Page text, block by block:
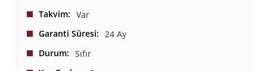
Takvim
Var
Garanti Süresi
24 Ay
Durum
Sıfır